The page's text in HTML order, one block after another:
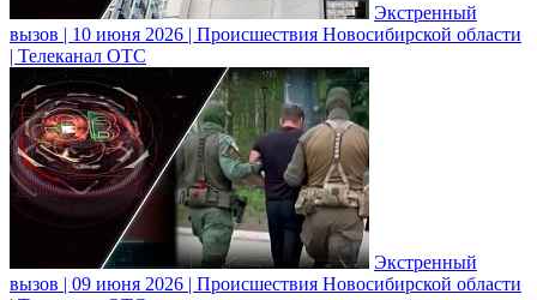
Экстренный
вызов | 10 июня 2026 | Происшествия Новосибирской области
| Телеканал ОТС
Экстренный
вызов | 09 июня 2026 | Происшествия Новосибирской области